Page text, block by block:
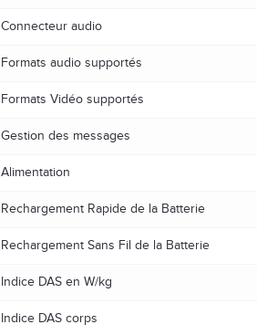
Connecteur audio
Formats audio supportés
Formats Vidéo supportés
Gestion des messages
Alimentation
Rechargement Rapide de la Batterie
Rechargement Sans Fil de la Batterie
Indice DAS en W/kg
Indice DAS corps